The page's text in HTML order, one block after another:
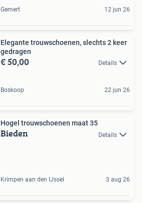
Gemert 12 jun 26
Elegante trouwschoenen, slechts 2 keer
gedragen
€ 50,00 Details
Boskoop 22 jun 26
Hogel trouwschoenen maat 35
Bieden Details
Krimpen aan den IJssel 3 aug 26